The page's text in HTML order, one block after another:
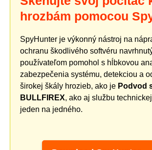
hrozbám pomocou
SpyHunter je výkonný nástroj na
ochranu škodlivého softvéru
používateľom pomohol s hĺbkovou
zabezpečenia systému, detekciou a
širokej škály hrozieb, ako je Podvod
BULLFIREX, ako aj službu
jeden na jedného.